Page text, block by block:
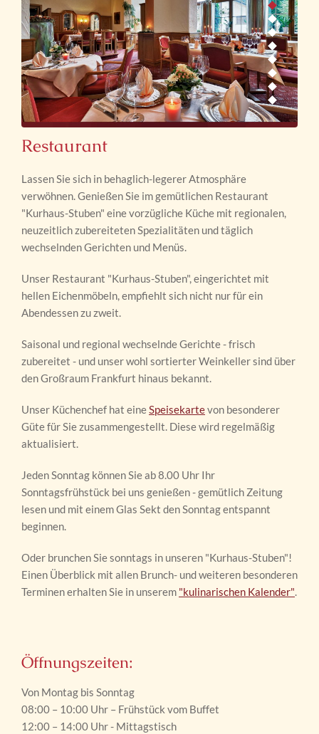
Restaurant
Lassen Sie sich in behaglich-legerer Atmosphäre
verwöhnen. Genießen Sie im gemütlichen Restaurant
"Kurhaus-Stuben" eine vorzügliche Küche mit regionalen,
neuzeitlich zubereiteten Spezialitäten und täglich
wechselnden Gerichten und Menüs.
Unser Restaurant "Kurhaus-Stuben", eingerichtet mit
hellen Eichenmöbeln, empfiehlt sich nicht nur für ein
Abendessen zu zweit.
Saisonal und regional wechselnde Gerichte - frisch
zubereitet - und unser wohl sortierter Weinkeller sind über
den Großraum Frankfurt hinaus bekannt.
Unser Küchenchef hat eineSpeisekartevon besonderer
Güte für Sie zusammengestellt. Diese wird regelmäßig
aktualisiert.
Jeden Sonntag können Sie ab 8.00 Uhr Ihr
Sonntagsfrühstück bei uns genießen - gemütlich Zeitung
lesen und mit einem Glas Sekt den Sonntag entspannt
beginnen.
Oder brunchen Sie sonntags in unseren "Kurhaus-Stuben"!
Einen Überblick mit allen Brunch- und weiteren besonderen
Terminen erhalten Sie in unserem "kulinarischen Kalender".
Öffnungszeiten:
Von Montag bis Sonntag
08:00 – 10:00 Uhr – Frühstück vom Buffet
12:00 – 14:00 Uhr - Mittagstisch